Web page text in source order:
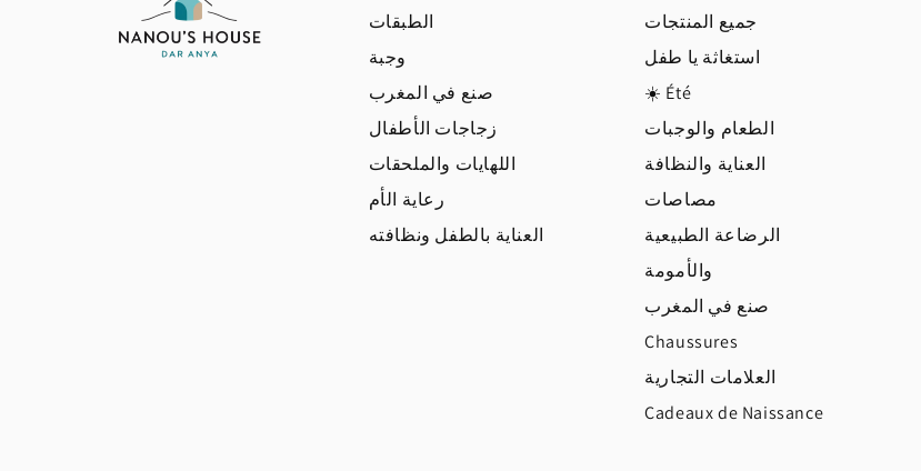
الطبقات
وجبة
صنع في المغرب
زجاجات الأطفال
اللهايات والملحقات
رعاية الأم
العناية بالطفل ونظافته
جميع المنتجات
استغاثة يا طفل
☀️ Été
الطعام والوجبات
العناية والنظافة
مصاصات
الرضاعة الطبيعية
والأمومة
صنع في المغرب
Chaussures
العلامات التجارية
Cadeaux de Naissance